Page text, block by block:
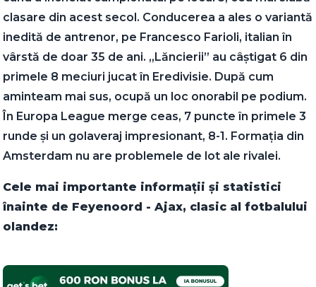
clasare din acest secol. Conducerea a ales o variantă
inedită de antrenor, pe Francesco Farioli, italian în
vârstă de doar 35 de ani. „Lăncierii” au câștigat 6 din
primele 8 meciuri jucat în Eredivisie. După cum
aminteam mai sus, ocupă un loc onorabil pe podium.
În Europa League merge ceas, 7 puncte în primele 3
runde și un golaveraj impresionant, 8-1. Formația din
Amsterdam nu are problemele de lot ale rivalei.
Cele mai importante informații și statistici
înainte de Feyenoord - Ajax, clasic al fotbalului
olandez: